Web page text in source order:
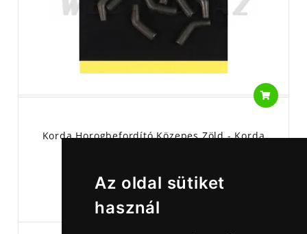
Az oldal sütiket
használ
Korda Horogbefordító Közepes Zöld - Korda
2 590,00 Ft